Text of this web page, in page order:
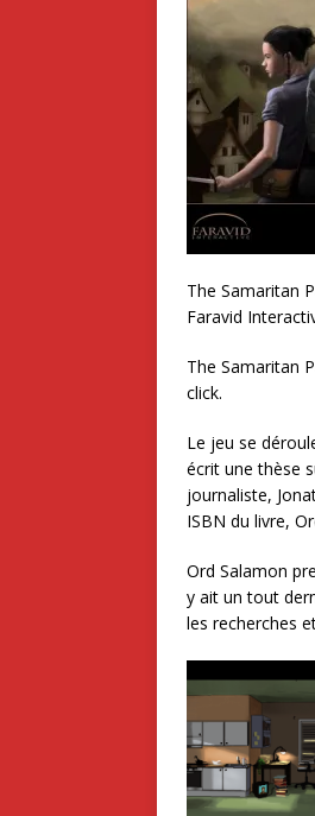
The Samaritan
Faravid
The Samaritan
click.
Le jeu se
écrit une thèse
journaliste,
ISBN du livre,
Ord Salamon
y ait un tout
les recherches